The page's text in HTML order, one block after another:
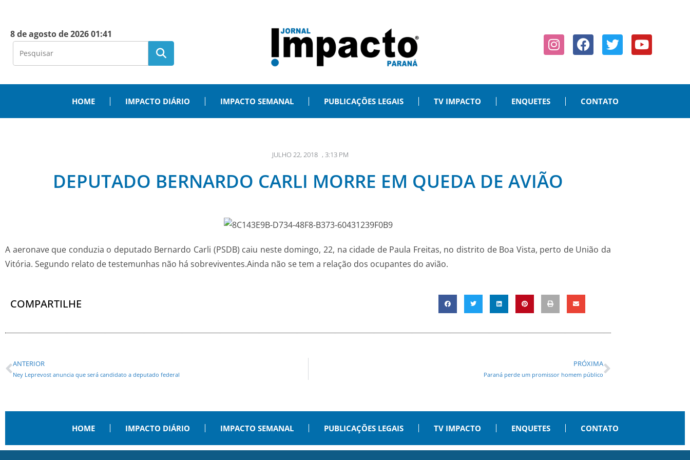
8 de agosto de 2026 01:41
HOME IMPACTO DIÁRIO IMPACTO SEMANAL PUBLICAÇÕES LEGAIS TV IMPACTO ENQUETES CONTATO
JULHO 22, 2018 , 3:13 PM
DEPUTADO BERNARDO CARLI MORRE EM QUEDA DE AVIÃO
A aeronave que conduzia o deputado Bernardo Carli (PSDB) caiu neste domingo, 22, na cidade de Paula Freitas, no distrito de Boa Vista, perto de União da
Vitória. Segundo relato de testemunhas não há sobreviventes.Ainda não se tem a relação dos ocupantes do avião.
COMPARTILHE
ANTERIOR
Ney Leprevost anuncia que será candidato a deputado federal
PRÓXIMA
Paraná perde um promissor homem público
HOME IMPACTO DIÁRIO IMPACTO SEMANAL PUBLICAÇÕES LEGAIS TV IMPACTO ENQUETES CONTATO